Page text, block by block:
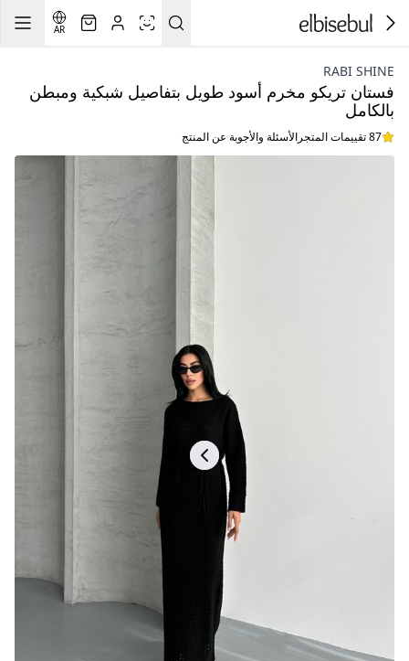
AR
RABI SHINE
فستان تريكو مخرم أسود طويل بتفاصيل شبكية ومبطن
بالكامل
87 تقييمات المتجر الأسئلة والأجوبة عن المنتج